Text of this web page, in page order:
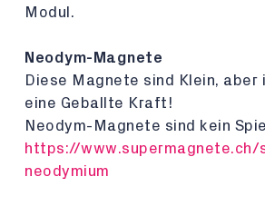
Modul.
Neodym-Magnete
Diese Magnete sind Klein, aber
eine Geballte Kraft!
Neodym-Magnete sind kein
https://
neodymium